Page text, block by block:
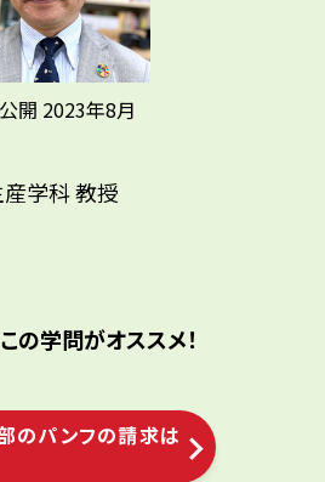
開 2023年8月
学科 教授
の学問がオススメ！
のパンフの請求は
た幼少期、カワムツ、オイ
どを採っては食べ、タナゴ
ムシやクワガタなどを採っ
インコ、ブンチョウ、ジュ
て繁殖させ、自らは山々
た。「生活」と「自然や
にあったことが、研究者
思います。大学を卒業する
は引く手数多でしたが、
をするのが好きではなか
大学院に行って研究を続け
ではおもしろくないですか
な仕事に携わって
究員/環境アセスメント・
発/医薬機器・開発